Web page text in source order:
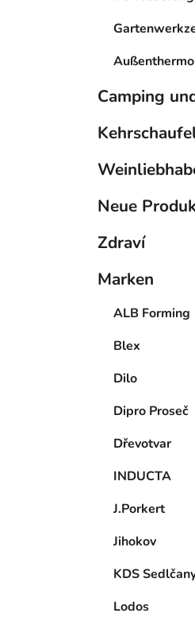
Camping
Neue
Zdraví
Marken
ALB Forming
Blex
Dilo
Dipro Proseč
Dřevotvar
INDUCTA
J.Porkert
Jihokov
KDS
Lodos